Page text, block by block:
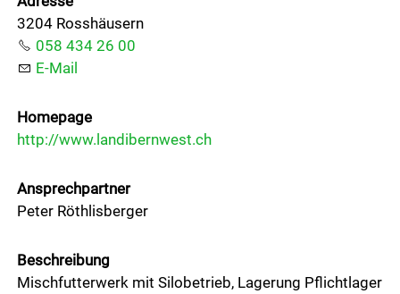
Kontakt
Login
Drucken
3204 Rosshäusern
058 434 26 00
E-Mail
Homepage
http://www.landibernwest.ch
Ansprechpartner
Peter Röthlisberger
Beschreibung
Mischfutterwerk mit Silobetrieb, Lagerung Pflichtlager